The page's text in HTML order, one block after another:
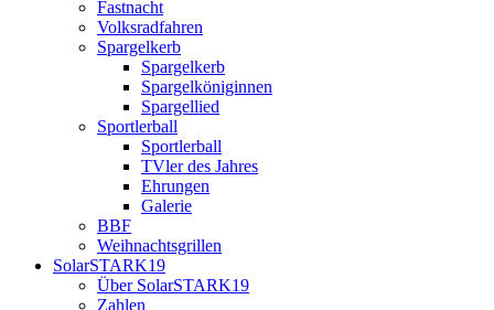
Fastnacht
Volksradfahren
Spargelkerb
Spargelkerb
Spargelköniginnen
Spargellied
Sportlerball
Sportlerball
TVler des Jahres
Ehrungen
Galerie
BBF
Weihnachtsgrillen
SolarSTARK19
Über SolarSTARK19
Zahlen